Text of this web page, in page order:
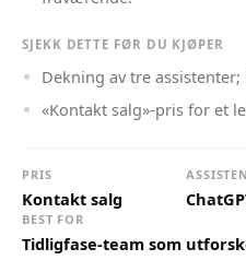
SJEKK DETTE FØR DU KJØPER
Dekning av tre
«Kontakt salg»-pris for et
PRIS
Kontakt salg
BEST FOR
Tidligfase-team som